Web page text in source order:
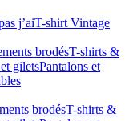
j’aiT-shirt Vintage
brodésT-shirts &
giletsPantalons et
brodésT-shirts &